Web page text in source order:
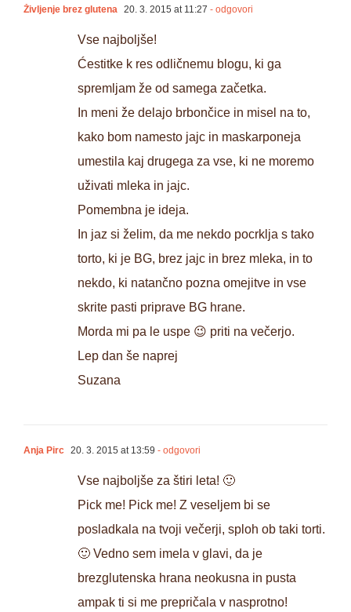
Življenje brez glutena 20. 3. 2015 at 11:27 - odgovori
Vse najboljše!
Ćestitke k res odličnemu blogu, ki ga
spremljam že od samega začetka.
In meni že delajo brbončice in misel na to,
kako bom namesto jajc in maskarponeja
umestila kaj drugega za vse, ki ne moremo
uživati mleka in jajc.
Pomembna je ideja.
In jaz si želim, da me nekdo pocrklja s tako
torto, ki je BG, brez jajc in brez mleka, in to
nekdo, ki natančno pozna omejitve in vse
skrite pasti priprave BG hrane.
Morda mi pa le uspe 😉 priti na večerjo.
Lep dan še naprej
Suzana
Anja Pirc 20. 3. 2015 at 13:59 - odgovori
Vse najboljše za štiri leta! 🙂
Pick me! Pick me! Z veseljem bi se
posladkala na tvoji večerji, sploh ob taki torti.
🙂 Vedno sem imela v glavi, da je
brezglutenska hrana neokusna in pusta
ampak ti si me prepričala v nasprotno!